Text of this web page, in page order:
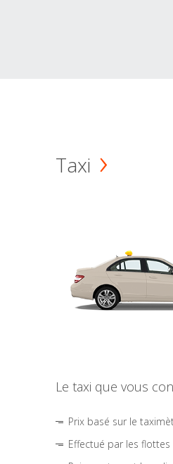
Taxi
Le taxi que vous
Prix basé sur le
Effectué par les